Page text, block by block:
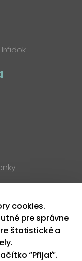
cookies.
pre správne
štatistické a
“Přijať”.